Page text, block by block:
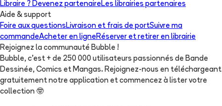
Libraire ? Devenez partenaireLes librairies partenaires
Aide & support
Foire aux questionsLivraison et frais de portSuivre ma
commandeAcheter en ligneRéserver et retirer en librairie
Rejoignez la communauté Bubble !
Bubble, c'est + de 250 000 utilisateurs passionnés de Bande
Dessinée, Comics et Mangas. Rejoignez-nous en téléchargeant
gratuitement notre application et commencez à lister votre
collection 🤓